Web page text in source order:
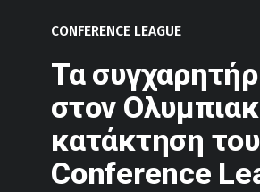
CONFERENCE LEAGUE
Τα
στον
κατάκτηση
Conference